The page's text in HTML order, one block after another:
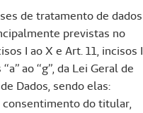
de tratamento de dados
previstas no
I ao X e Art. 11, incisos I
ao “g”, da Lei Geral de
Dados, sendo elas:
consentimento do titular,